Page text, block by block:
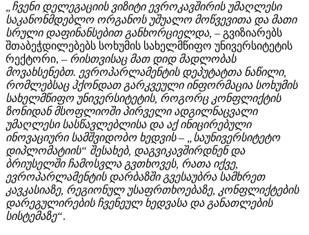
„ჩვენი დელეგაციის ვიზიტი ევროკავშირის უმაღლესი
საკანონმდებლო ორგანოს უშუალო მოწვევითა და მათი
სრული დაფინანსებით განხორციელდა, – გვიზიარებს
შთაბეჭდილებებს სოხუმის სახელმწიფო უნივერსიტეტის
რექტორი, – რისთვისაც მათ დიდ მადლობას
მოვახსენებთ. ევროპარლამენტის დეპუტატთა ნაწილი,
რომლებსაც ჰქონდათ გარკვეული ინფორმაცია სოხუმის
სახელმწიფო უნივერსიტეტის, როგორც კონფლიქტის
ზონიდან მსოფლიოში პირველი ადგილნაცვალი
უმაღლესი სასწავლებლისა და აქ ინიცირებული
ინოვაციური სამშვიდობო ხედვის – „საუნივერსიტეტო
დიპლომატიის“ შესახებ, დაგვიკავშირდნენ და
ბრიუსელში ჩამოსვლა გვთხოვეს, რათა იქვე,
ევროპარლამენტის დარბაზში გვესაუბრა სამხრეთ
კავკასიაზე, რეგიონულ უსაფრთხოებაზე, კონფლიქტების
დარეგულირების ჩვენეულ ხედვასა და განათლების
სისტემაზე“.